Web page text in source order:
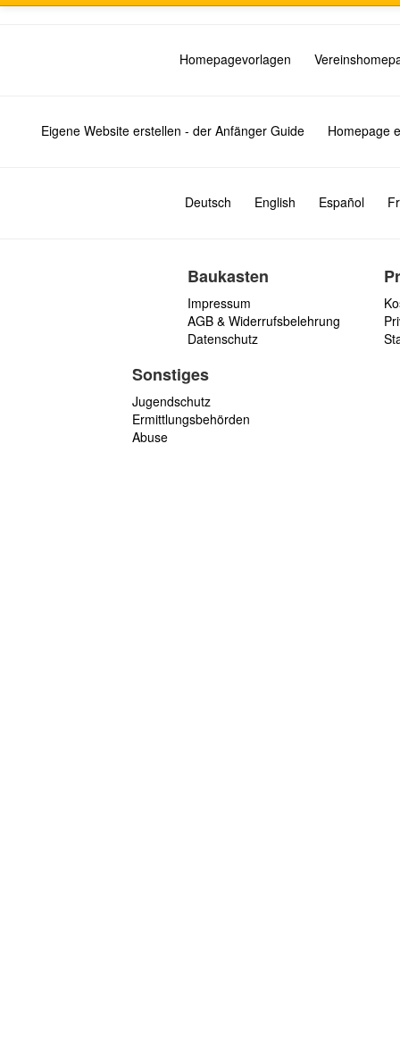
Homepagevorlagen
Eigene Website erstellen - der Anfänger Guide Homepage
Deutsch English Español
Baukasten
Impressum
AGB & Widerrufsbelehrung
Datenschutz
Sonstiges
Jugendschutz
Ermittlungsbehörden
Abuse